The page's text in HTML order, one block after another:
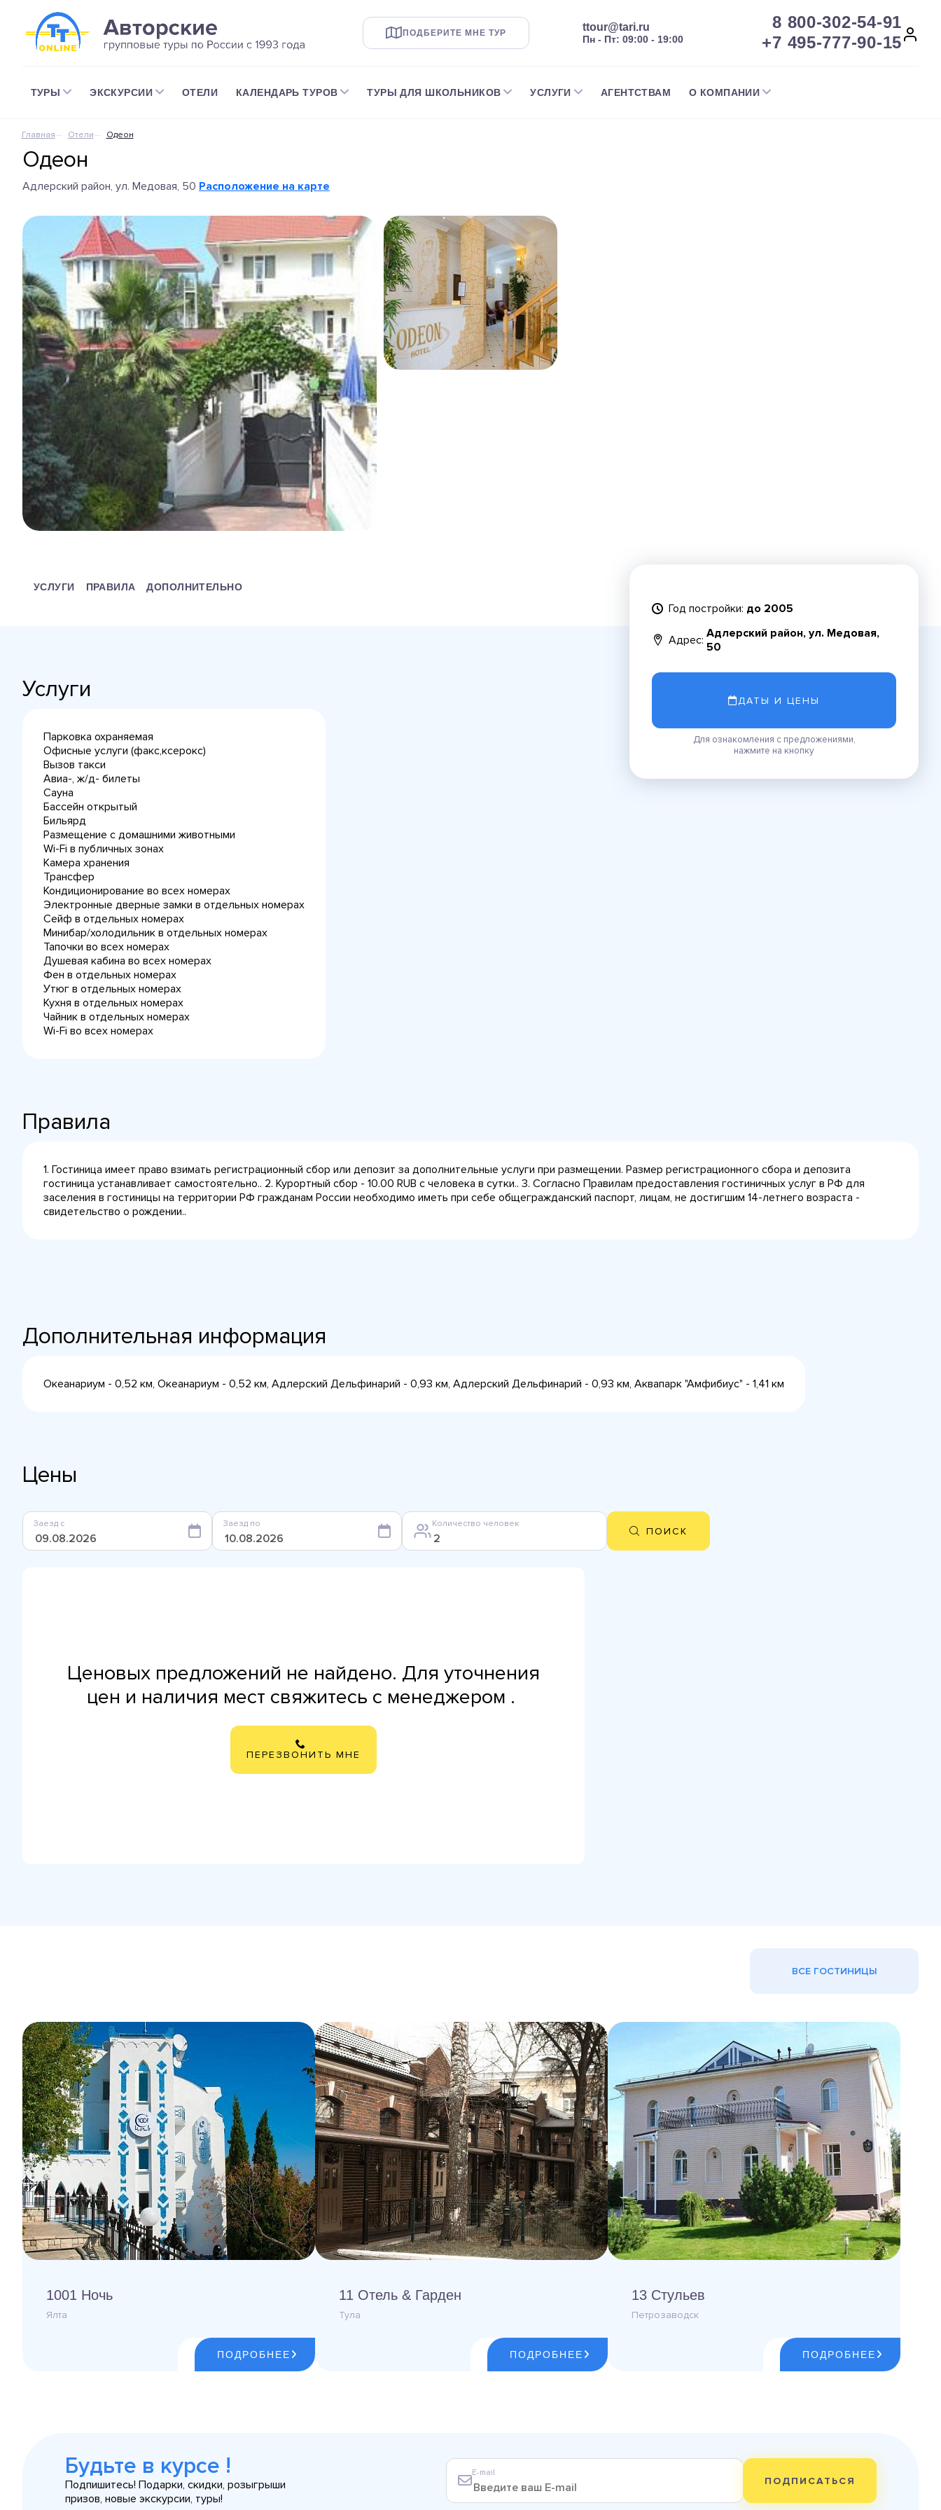
ПОДБЕРИТЕ МНЕ ТУР ttour@tari.ru
Пн - Пт: 09:00 - 19:00
8 800-302-54-91
+7 495-777-90-15
ТУРЫ ЭКСКУРСИИ ОТЕЛИ КАЛЕНДАРЬ ТУРОВ ТУРЫ ДЛЯ ШКОЛЬНИКОВ УСЛУГИ АГЕНТСТВАМ О КОМПАНИИ
Главная Отели Одеон
Одеон
Адлерский район, ул. Медовая, 50 Расположение на карте
Год постройки: до 2005
Адрес: Адлерский район, ул. Медовая,
50
ДАТЫ И ЦЕНЫ
Для ознакомления с предложениями,
нажмите на кнопку
УСЛУГИ ПРАВИЛА ДОПОЛНИТЕЛЬНО
Услуги
Парковка охраняемая
Офисные услуги (факс,ксерокс)
Вызов такси
Авиа-, ж/д- билеты
Сауна
Бассейн открытый
Бильярд
Размещение с домашними животными
Wi-Fi в публичных зонах
Камера хранения
Трансфер
Кондиционирование во всех номерах
Электронные дверные замки в отдельных номерах
Сейф в отдельных номерах
Минибар/холодильник в отдельных номерах
Тапочки во всех номерах
Душевая кабина во всех номерах
Фен в отдельных номерах
Утюг в отдельных номерах
Кухня в отдельных номерах
Чайник в отдельных номерах
Wi-Fi во всех номерах
Правила
1. Гостиница имеет право взимать регистрационный сбор или депозит за дополнительные услуги при размещении. Размер регистрационного сбора и депозита
гостиница устанавливает самостоятельно.. 2. Курортный сбор - 10.00 RUB с человека в сутки.. 3. Согласно Правилам предоставления гостиничных услуг в РФ для
заселения в гостиницы на территории РФ гражданам России необходимо иметь при себе общегражданский паспорт, лицам, не достигшим 14-летнего возраста -
свидетельство о рождении..
Дополнительная информация
Океанариум - 0,52 км, Океанариум - 0,52 км, Адлерский Дельфинарий - 0,93 км, Адлерский Дельфинарий - 0,93 км, Аквапарк "Амфибиус" - 1,41 км
Цены
Заезд с Заезд по Количество человек
ПОИСК
Ценовых предложений не найдено. Для уточнения
цен и наличия мест свяжитесь с менеджером .
ПЕРЕЗВОНИТЬ МНЕ
ВСЕ ГОСТИНИЦЫ
1001 Ночь
Ялта
ПОДРОБНЕЕ
11 Отель & Гарден
Тула
ПОДРОБНЕЕ
13 Стульев
Петрозаводск
ПОДРОБНЕЕ
Будьте в курсе !
Подпишитесь! Подарки, скидки, розыгрыши
призов, новые экскурсии, туры!
E-mail
ПОДПИСАТЬСЯ